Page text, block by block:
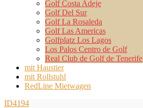
Golf Costa Adeje
Golf Del Sur
Golf La Rosaleda
Golf Las Americas
Golfplatz Los Lagos
Los Palos Centro de Golf
Real Club de Golf de Tenerife
mit Haustier
mit Rollstuhl
RedLine Mietwagen
ID4194